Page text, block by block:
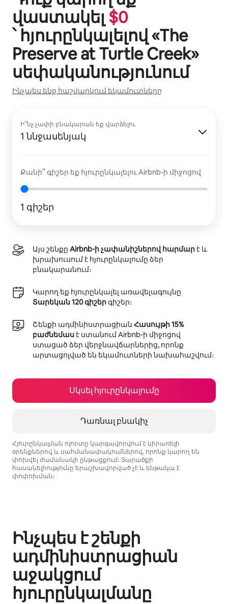
վաստակել $0
՝ հյուրընկալելով «The
Preserve at Turtle Creek»
սեփականությունում
Ինչպես ենք հաշվարկում եկամուտները
Ի՞նչ չափի բնակարան եք վարձելու
1 ննջասենյակ
Քանի՞ գիշեր եք հյուրընկալելու Airbnb-ի միջոցով
1 գիշեր
Այս շենքը Airbnb-ի չափանիշներով հարմար է և
խրախուսում է հյուրընկալումը ձեր
բնակարանում։
Կարող եք հյուրընկալել առավելագույնը
Տարեկան 120 գիշերգիշեր։
Շենքի ադմինիստրացիան Հասույթի 15%
բաժնեմաս է ստանում Airbnb-ի միջոցով
ստացած ձեր վերջնավճարներից, որոնք
արտացոլված են եկամուտների նախահաշվում։
Սկսել հյուրընկալումը
Դառնալ բնակիչ
Հյուրընկալման ոլորտը կարգավորվում է կիրառելի
օրենքներով և սահմանափակումներով, որոնք կարող են
փոխվել ժամանակի ընթացքում։ Տարածքի
հասանելիությունը երաշխավորված չէ և ենթակա է
փոփոխման։
Ինչպես է շենքի
ադմինիստրացիան
աջակցում
հյուրընկալմանը